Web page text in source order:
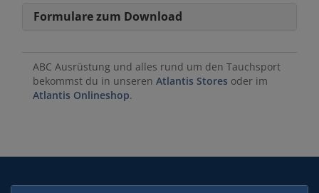
Formulare zum Download
ABC Ausrüstung und alles rund um den Tauchsport
bekommst du in unseren Atlantis Stores oder im
Atlantis Onlineshop.